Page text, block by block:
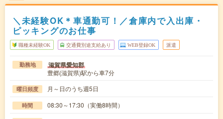
＼未経験OK＊車通勤可！／倉庫内で入出庫・
ピッキングのお仕事
職種未経験OK 交通費別途支給あり WEB登録OK 派遣
勤務地 滋賀県愛知郡
豊郷(滋賀県)駅から車7分
曜日頻度 月～日のうち週5日
時間 08:30～17:30（実働8時間）